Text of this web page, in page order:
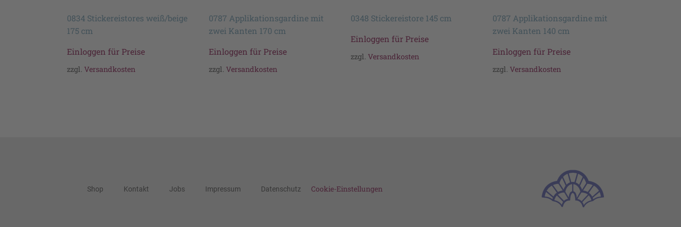
0834 Stickereistores weiß/beige
175 cm
Einloggen für Preise
zzgl. Versandkosten
0787 Applikationsgardine mit
zwei Kanten 170 cm
Einloggen für Preise
zzgl. Versandkosten
0348 Stickereistore 145 cm
Einloggen für Preise
zzgl. Versandkosten
0787 Applikationsgardine mit
zwei Kanten 140 cm
Einloggen für Preise
zzgl. Versandkosten
Shop Kontakt Jobs Impressum Datenschutz Cookie-Einstellungen